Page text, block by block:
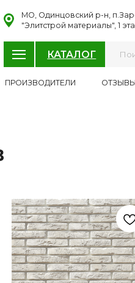
МО, Одинцовский р-н, п.Заречье,
"Элитстрой материалы", 1 этаж, место
КАТАЛОГ
О КОМПАНИИ УСЛУГИ